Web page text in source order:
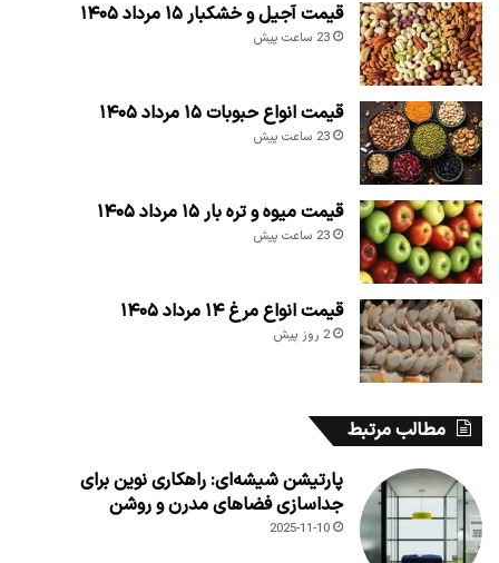
قیمت آجیل و خشکبار ۱۵ مرداد ۱۴۰۵
23 ساعت پیش
قیمت انواع حبوبات ۱۵ مرداد ۱۴۰۵
23 ساعت پیش
قیمت میوه و تره بار ۱۵ مرداد ۱۴۰۵
23 ساعت پیش
قیمت انواع مرغ ۱۴ مرداد ۱۴۰۵
2 روز پیش
مطالب مرتبط
پارتیشن شیشه‌ای: راهکاری نوین برای
جداسازی فضاهای مدرن و روشن
2025-11-10